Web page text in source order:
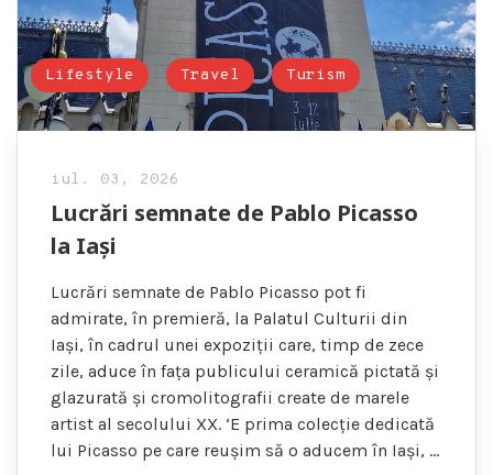
Lifestyle Travel Turism
iul. 03, 2026
Lucrări semnate de Pablo Picasso
la Iași
Lucrări semnate de Pablo Picasso pot fi
admirate, în premieră, la Palatul Culturii din
Iași, în cadrul unei expoziții care, timp de zece
zile, aduce în fața publicului ceramică pictată și
glazurată și cromolitografii create de marele
artist al secolului XX. ‘E prima colecție dedicată
lui Picasso pe care reușim să o aducem în Iași, …